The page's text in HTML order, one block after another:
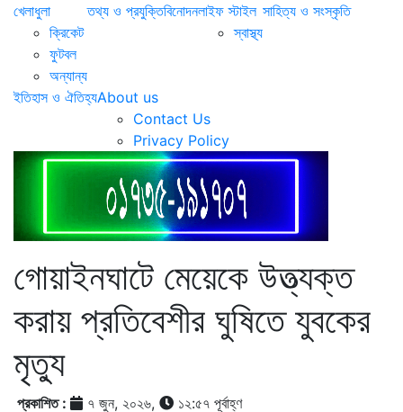
খেলাধুলা
ক্রিকেট
ফুটবল
অন্যান্য
তথ্য ও প্রযুক্তিবিনোদনলাইফ স্টাইল
স্বাস্থ্য
সাহিত্য ও সংস্কৃতি
ইতিহাস ও ঐতিহ্যAbout us
Contact Us
Privacy Policy
গোয়াইনঘাটে মেয়েকে উত্ত্যক্ত
করায় প্রতিবেশীর ঘুষিতে যুবকের
মৃত্যু
প্রকাশিত : ৭ জুন, ২০২৬, ১২:৫৭ পূর্বাহ্ণ